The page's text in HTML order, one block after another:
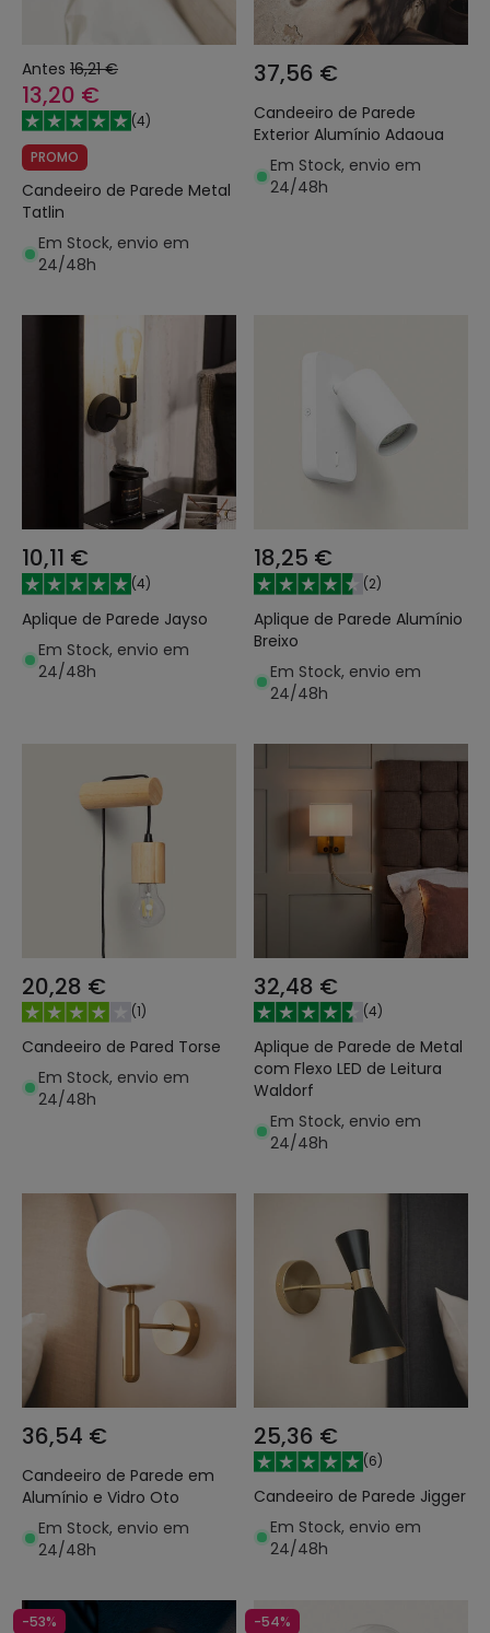
Antes 16,21 €
13,20 €
(4)
PROMO
Candeeiro de Parede Metal
Tatlin
Em Stock, envio em
24/48h
37,56 €
Candeeiro de Parede
Exterior Alumínio Adaoua
Em Stock, envio em
24/48h
10,11 €
(4)
Aplique de Parede Jayso
Em Stock, envio em
24/48h
18,25 €
(2)
Aplique de Parede Alumínio
Breixo
Em Stock, envio em
24/48h
20,28 €
(1)
Candeeiro de Pared Torse
Em Stock, envio em
24/48h
32,48 €
(4)
Aplique de Parede de Metal
com Flexo LED de Leitura
Waldorf
Em Stock, envio em
24/48h
36,54 €
Candeeiro de Parede em
Alumínio e Vidro Oto
Em Stock, envio em
24/48h
25,36 €
(6)
Candeeiro de Parede Jigger
Em Stock, envio em
24/48h
-53% -54%